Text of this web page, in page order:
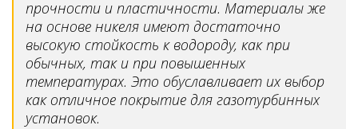
прочности и пластичности. Материалы же
на основе никеля имеют достаточно
высокую стойкость к водороду, как при
обычных, так и при повышенных
температурах. Это обуславливает их выбор
как отличное покрытие для газотурбинных
установок.